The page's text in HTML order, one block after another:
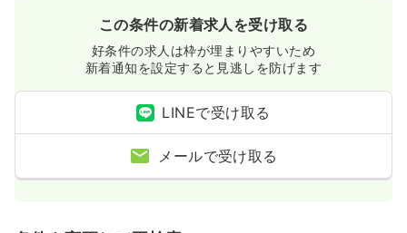
一時募集休止
お問い合わせください
気になる 詳細を見る
この条件の新着求人を受け取る
好条件の求人は枠が埋まりやすいため
新着通知を設定すると見逃しを防げます
LINEで受け取る
メールで受け取る